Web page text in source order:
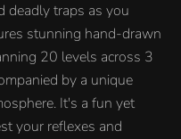
deadly traps as you
stunning hand-drawn
20 levels across 3
by a unique
It's a fun yet
your reflexes and